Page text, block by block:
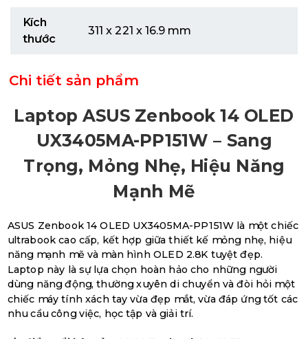
Kích
thước
311 x 221 x 16.9 mm
Chi tiết sản phẩm
Laptop ASUS Zenbook 14 OLED
UX3405MA-PP151W – Sang
Trọng, Mỏng Nhẹ, Hiệu Năng
Mạnh Mẽ
ASUS Zenbook 14 OLED UX3405MA-PP151W là một chiếc
ultrabook cao cấp, kết hợp giữa thiết kế mỏng nhẹ, hiệu
năng mạnh mẽ và màn hình OLED 2.8K tuyệt đẹp.
Laptop này là sự lựa chọn hoàn hảo cho những người
dùng năng động, thường xuyên di chuyển và đòi hỏi một
chiếc máy tính xách tay vừa đẹp mắt, vừa đáp ứng tốt các
nhu cầu công việc, học tập và giải trí.